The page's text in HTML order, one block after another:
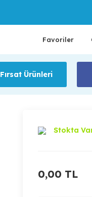
Favoriler
Fırsat Ürünleri
Stokta
0,00 TL